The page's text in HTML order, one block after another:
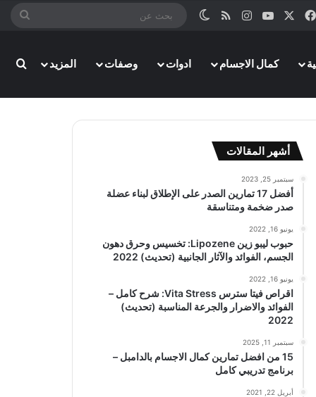
فيسبوك ‫YouTubeانستقرامملخص الموقع RSS
الوضع المظلم
بحث
كمال الاجسام ادوات وصفات المزيد
أشهر المقالات
سبتمبر 25, 2023
أفضل 17 تمارين الصدر على الإطلاق لبناء عضلة
صدر ضخمة ومتناسقة
يونيو 16, 2022
حبوب ليبو زين Lipozene: تخسيس وحرق دهون
الجسم، الفوائد والآثار الجانبية (تحديث) 2022
يونيو 16, 2022
اقراص فيتا سترس Vita Stress: شرح كامل –
الفوائد والاضرار والجرعة المناسبة (تحديث)
2022
سبتمبر 11, 2025
15 من افضل تمارين كمال الاجسام بالدامبل –
برنامج تدريبي كامل
أبريل 22, 2021